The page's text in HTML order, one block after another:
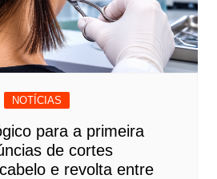
NOTÍCIAS
para a primeira
de cortes
e revolta entre